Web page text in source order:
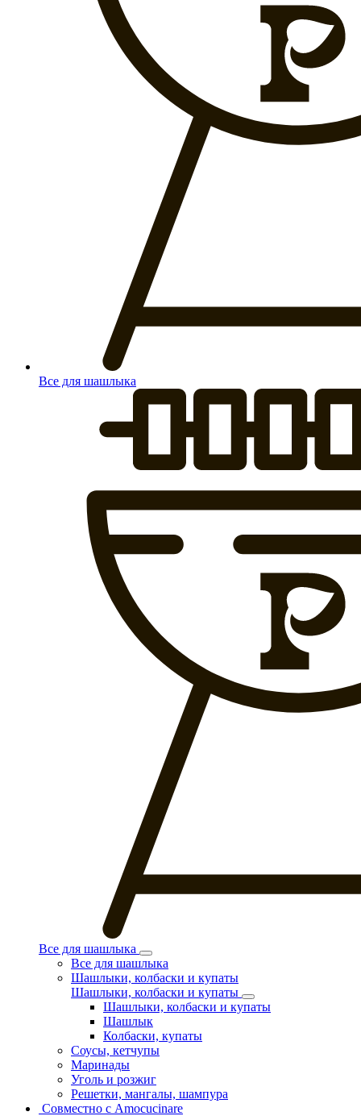
Все для шашлыка
Все для шашлыка
Все для шашлыка
Шашлыки, колбаски и купаты
Шашлыки, колбаски и купаты
Шашлыки, колбаски и купаты
Шашлык
Колбаски, купаты
Соусы, кетчупы
Маринады
Уголь и розжиг
Решетки, мангалы, шампура
Совместно с Amocucinare